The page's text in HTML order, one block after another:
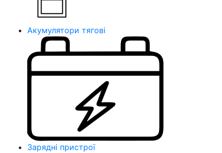
Акумулятори тягові
Зарядні пристрої